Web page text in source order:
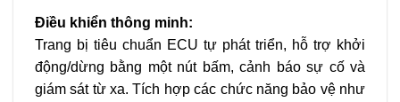
Điều khiển thông minh:
Trang bị tiêu chuẩn ECU tự phát triển, hỗ trợ khởi
động/dừng bằng một nút bấm, cảnh báo sự cố và
giám sát từ xa. Tích hợp các chức năng bảo vệ như